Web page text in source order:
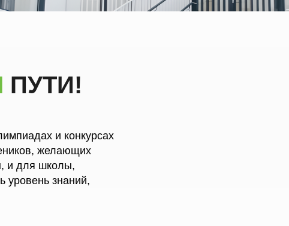
ПУТИ!
и конкурсах
желающих
и для школы,
уровень знаний,